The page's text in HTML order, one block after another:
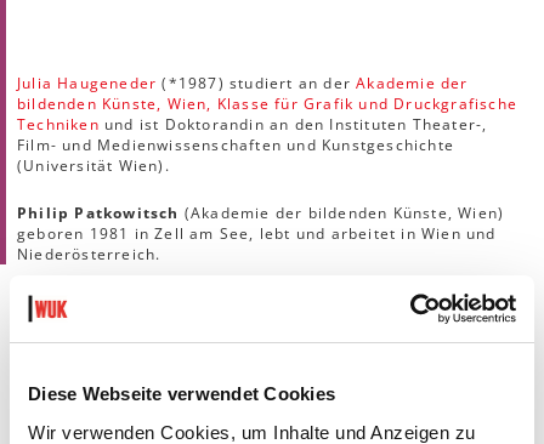
Diese Webseite verwendet Cookies
Wir verwenden Cookies, um Inhalte und Anzeigen zu
Julia Haugeneder (*1987) studiert an derAkademie der
bildenden Künste, Wien, Klasse für Grafik und Druckgrafische
Techniken und ist Doktorandin an den Instituten Theater-,
Film- und Medienwissenschaften und Kunstgeschichte
(Universität Wien).
Philip Patkowitsch (Akademie der bildenden Künste, Wien)
geboren 1981 in Zell am See, lebt und arbeitet in Wien und
Niederösterreich.